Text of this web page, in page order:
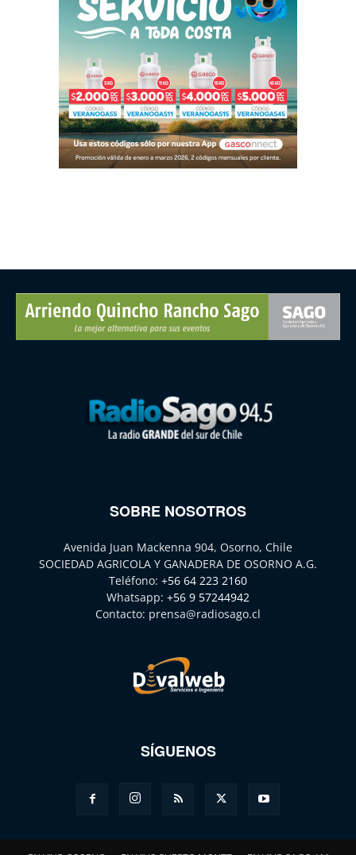
SOBRE NOSOTROS
Avenida Juan Mackenna 904, Osorno, Chile
SOCIEDAD AGRICOLA Y GANADERA DE OSORNO A.G.
Teléfono: +56 64 223 2160
Whatsapp: +56 9 57244942
Contacto: prensa@radiosago.cl
SÍGUENOS